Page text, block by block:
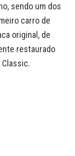
sendo um dos
carro de
original, de
restaurado